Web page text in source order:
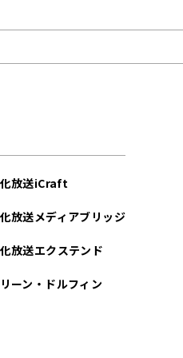
放送iCraft
放送メディアブリッジ
放送エクステンド
ーン・ドルフィン